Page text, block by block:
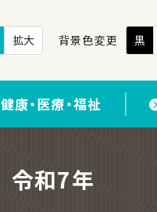
拡大 背景色変更 黒
健康・医療・福祉
令和7年